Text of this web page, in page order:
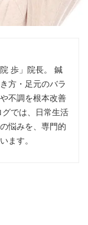
歩」院長。 鍼
方・足元のバラ
不調を根本改善
では、日常生活
悩みを、専門的
ます。